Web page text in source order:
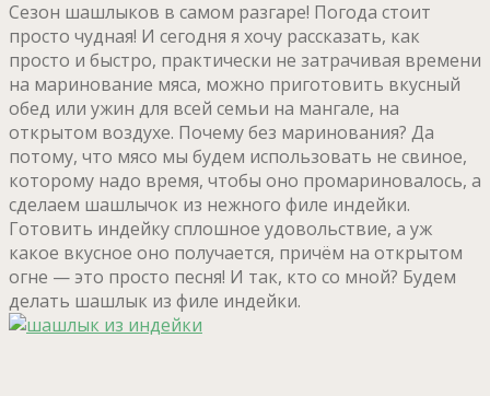
Сезон шашлыков в самом разгаре! Погода стоит
просто чудная! И сегодня я хочу рассказать, как
просто и быстро, практически не затрачивая времени
на маринование мяса, можно приготовить вкусный
обед или ужин для всей семьи на мангале, на
открытом воздухе. Почему без маринования? Да
потому, что мясо мы будем использовать не свиное,
которому надо время, чтобы оно промариновалось, а
сделаем шашлычок из нежного филе индейки.
Готовить индейку сплошное удовольствие, а уж
какое вкусное оно получается, причём на открытом
огне — это просто песня! И так, кто со мной? Будем
делать шашлык из филе индейки.